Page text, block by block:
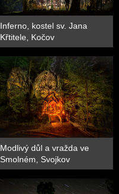
Inferno, kostel sv. Jana
Křtitele, Kočov
Modlivý důl a vražda ve
Smolném, Svojkov